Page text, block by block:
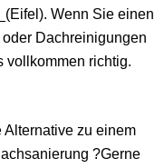
Wenn Sie einen
Dachreinigungen
vollkommen richtig.
zu einem
?Gerne